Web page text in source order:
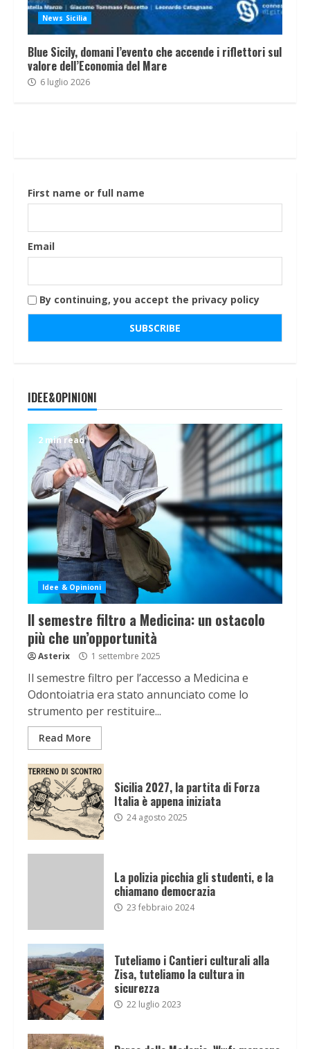
News Sicilia
Blue Sicily, domani l’evento che accende i riflettori sul
valore dell’Economia del Mare
6 luglio 2026
First name or full name
Email
By continuing, you accept the privacy policy
IDEE&OPINIONI
2 min read
Idee & Opinioni
Il semestre filtro a Medicina: un ostacolo
più che un’opportunità
Asterix 1 settembre 2025
Il semestre filtro per l’accesso a Medicina e
Odontoiatria era stato annunciato come lo
strumento per restituire...
Read More
Sicilia 2027, la partita di Forza
Italia è appena iniziata
24 agosto 2025
La polizia picchia gli studenti, e la
chiamano democrazia
23 febbraio 2024
Tuteliamo i Cantieri culturali alla
Zisa, tuteliamo la cultura in
sicurezza
22 luglio 2023